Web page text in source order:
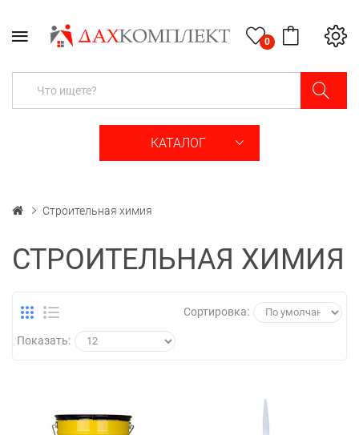
0
КАТАЛОГ
Строительная химия
СТРОИТЕЛЬНАЯ ХИМИЯ
Сортировка:
Показать: